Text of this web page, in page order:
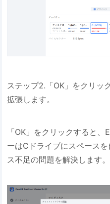
ステップ2.「OK」をクリッ
拡張します。
「OK」をクリックすると
ーはCドライブにスペース
ス不足の問題を解決します。